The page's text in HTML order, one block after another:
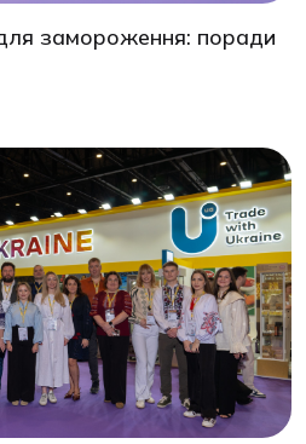
замороження: поради